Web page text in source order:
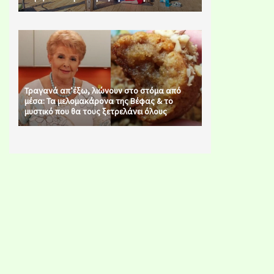
Τραγανά απ’έξω, λιώνουν στο στόμα από
μέσα: Τα μελομακάρονα της Βέφας & το
μυστικό που θα τους ξετρελάνει όλους